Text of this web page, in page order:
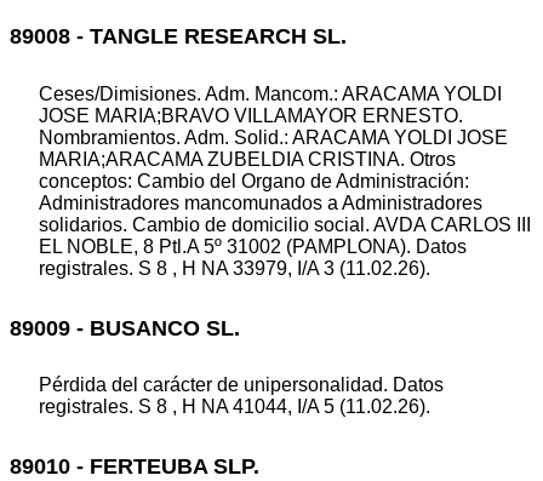
89008 - TANGLE RESEARCH SL.
Ceses/Dimisiones. Adm. Mancom.: ARACAMA YOLDI
JOSE MARIA;BRAVO VILLAMAYOR ERNESTO.
Nombramientos. Adm. Solid.: ARACAMA YOLDI JOSE
MARIA;ARACAMA ZUBELDIA CRISTINA. Otros
conceptos: Cambio del Organo de Administración:
Administradores mancomunados a Administradores
solidarios. Cambio de domicilio social. AVDA CARLOS III
EL NOBLE, 8 Ptl.A 5º 31002 (PAMPLONA). Datos
registrales. S 8 , H NA 33979, I/A 3 (11.02.26).
89009 - BUSANCO SL.
Pérdida del carácter de unipersonalidad. Datos
registrales. S 8 , H NA 41044, I/A 5 (11.02.26).
89010 - FERTEUBA SLP.